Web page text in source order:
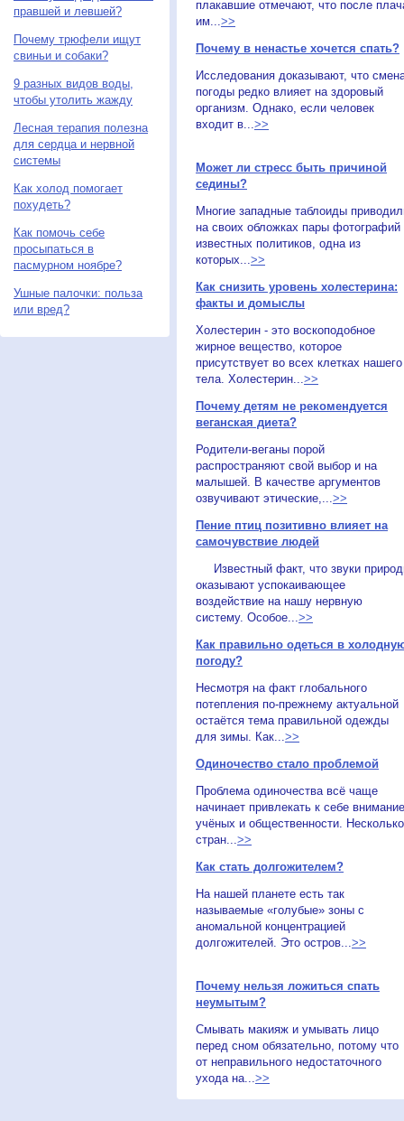
правшей и левшей?
Почему трюфели ищут
свиньи и собаки?
9 разных видов воды,
чтобы утолить жажду
Лесная терапия полезна
для сердца и нервной
системы
Как холод помогает
похудеть?
Как помочь себе
просыпаться в
пасмурном ноябре?
Ушные палочки: польза
или вред?
плакавшие отмечают, что после
им...>>
Почему в ненастье хочется спать?
Исследования доказывают, что
погоды редко влияет на здоровый
организм. Однако, если человек
входит в...>>
Может ли стресс быть причиной
седины?
Многие западные таблоиды
на своих обложках пары фотографий
известных политиков, одна из
которых...>>
Как снизить уровень холестерина:
факты и домыслы
Холестерин - это воскоподобное
жирное вещество, которое
присутствует во всех клетках нашего
тела. Холестерин...>>
Почему детям не рекомендуется
веганская диета?
Родители-веганы порой
распространяют свой выбор и на
малышей. В качестве аргументов
озвучивают этические,...>>
Пение птиц позитивно влияет на
самочувствие людей
Известный факт, что звуки
оказывают успокаивающее
воздействие на нашу нервную
систему. Особое...>>
Как правильно одеться в
погоду?
Несмотря на факт глобального
потепления по-прежнему актуальной
остаётся тема правильной одежды
для зимы. Как...>>
Одиночество стало проблемой
Проблема одиночества всё чаще
начинает привлекать к себе внимание
учёных и общественности. Несколько
стран...>>
Как стать долгожителем?
На нашей планете есть так
называемые «голубые» зоны с
аномальной концентрацией
долгожителей. Это остров...>>
Почему нельзя ложиться спать
неумытым?
Смывать макияж и умывать лицо
перед сном обязательно, потому что
от неправильного недостаточного
ухода на...>>